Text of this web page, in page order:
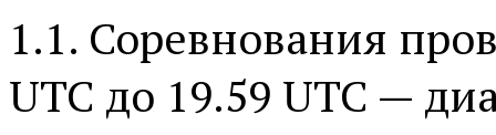
1.1. Соревнования
UTC до 19.59 UTC —